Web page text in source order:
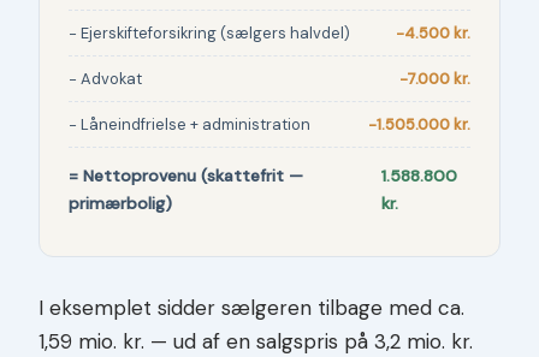
− Ejerskifteforsikring (sælgers halvdel) −4.500 kr.
− Advokat −7.000 kr.
− Låneindfrielse + administration −1.505.000 kr.
= Nettoprovenu (skattefrit —
primærbolig)
1.588.800
kr.
I eksemplet sidder sælgeren tilbage med ca.
1,59 mio. kr. — ud af en salgspris på 3,2 mio. kr.